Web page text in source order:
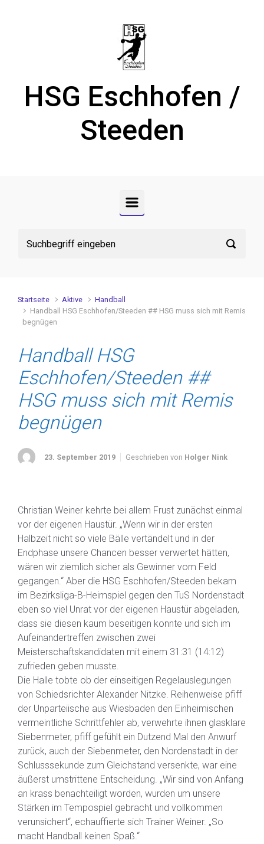
HSG Eschhofen /
Steeden
Startseite Aktive
Handball
Handball HSG Eschhofen/Steeden ## HSG muss sich mit Remis
begnügen
Handball HSG
Eschhofen/Steeden ##
HSG muss sich mit Remis
begnügen
23. September 2019 Geschrieben von Holger Nink
Christian Weiner kehrte bei allem Frust zunächst einmal
vor der eigenen Haustür. „Wenn wir in der ersten
Halbzeit nicht so viele Bälle vertändelt und in der
Endphase unsere Chancen besser verwertet hätten,
wären wir ziemlich sicher als Gewinner vom Feld
gegangen.“ Aber die HSG Eschhofen/Steeden bekam
im Bezirksliga-B-Heimspiel gegen den TuS Nordenstadt
eben so viel Unrat vor der eigenen Haustür abgeladen,
dass sie diesen kaum beseitigen konnte und sich im
Aufeinandertreffen zwischen zwei
Meisterschaftskandidaten mit einem 31:31 (14:12)
zufrieden geben musste.
Die Halle tobte ob der einseitigen Regelauslegungen
von Schiedsrichter Alexander Nitzke. Reihenweise pfiff
der Unparteiische aus Wiesbaden den Einheimischen
vermeintliche Schrittfehler ab, verwehrte ihnen glasklare
Siebenmeter, pfiff gefühlt ein Dutzend Mal den Anwurf
zurück, auch der Siebenmeter, den Nordenstadt in der
Schlusssekunde zum Gleichstand versenkte, war eine
äußerst umstrittene Entscheidung. „Wir sind von Anfang
an krass benachteiligt worden, wurden um unsere
Stärken im Tempospiel gebracht und vollkommen
verunsichert“, echauffierte sich Trainer Weiner. „So
macht Handball keinen Spaß.“